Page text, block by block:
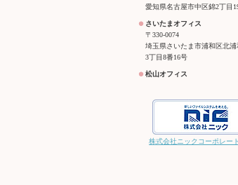
愛知県名古屋市中区錦2丁目
さいたまオフィス
〒330-0074
埼玉県さいたま市浦和区北浦
3丁目8番16号
松山オフィス
株式会社ニックコーポレー